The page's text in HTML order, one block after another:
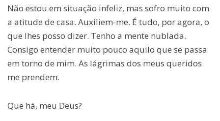
Não estou em situação infeliz, mas sofro muito com
a atitude de casa. Auxiliem-me. É tudo, por agora, o
que lhes posso dizer. Tenho a mente nublada.
Consigo entender muito pouco aquilo que se passa
em torno de mim. As lágrimas dos meus queridos
me prendem.
Que há, meu Deus?